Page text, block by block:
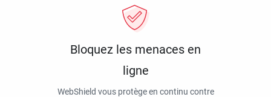
Bloquez les menaces en
ligne
WebShield vous protège en continu contre